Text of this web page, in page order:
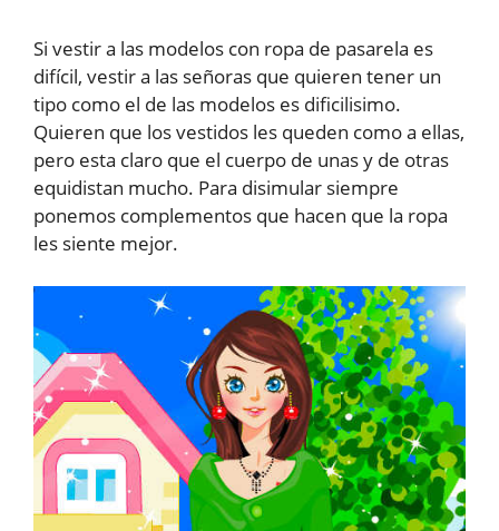
Si vestir a las modelos con ropa de pasarela es
difícil, vestir a las señoras que quieren tener un
tipo como el de las modelos es dificilisimo.
Quieren que los vestidos les queden como a ellas,
pero esta claro que el cuerpo de unas y de otras
equidistan mucho. Para disimular siempre
ponemos complementos que hacen que la ropa
les siente mejor.